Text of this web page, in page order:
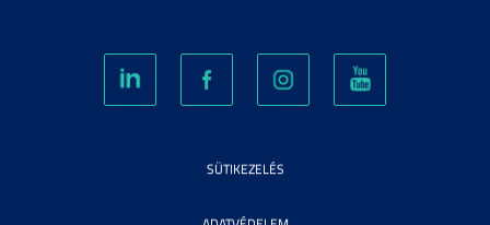
SÜTIKEZELÉS